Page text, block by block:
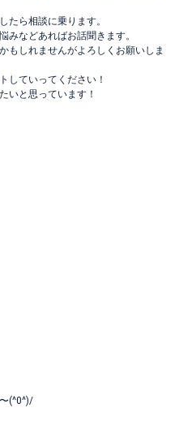
たら相談に乗ります。
みなどあればお話聞きます。
もしれませんがよろしくお願いしま
していってください！
いと思っています！
(^0^)/